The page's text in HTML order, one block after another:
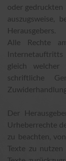
oder
auszugsweise,
Herausgebers.
Alle Rechte
Internetauftritts
gleich
schriftliche
Der
Urheberrechte
zu beachten,
Texte zu